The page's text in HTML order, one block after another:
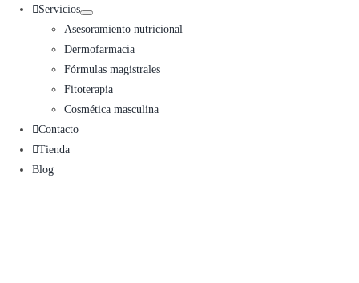
Servicios
Asesoramiento nutricional
Dermofarmacia
Fórmulas magistrales
Fitoterapia
Cosmética masculina
Contacto
Tienda
Blog